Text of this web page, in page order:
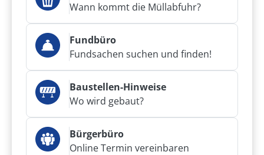
Wann kommt die Müllabfuhr?
Fundbüro
Fundsachen suchen und finden!
Baustellen-Hinweise
Wo wird gebaut?
Bürgerbüro
Online Termin vereinbaren